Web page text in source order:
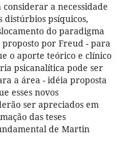
a necessidade
distúrbios psíquicos,
do paradigma
proposto por Freud - para
o aporte teórico e clínico
psicanalítica pode ser
a área - idéia proposta
esses novos
ser apreciados em
das teses
de Martin